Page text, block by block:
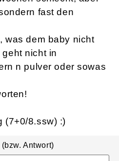
dem baby nicht
nicht in
n pulver oder sowas
8.ssw) :)
(bzw. Antwort)